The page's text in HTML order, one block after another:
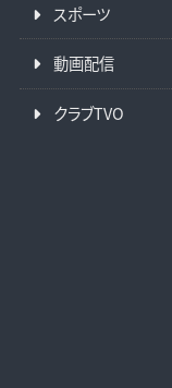
スポーツ
動画配信
クラブTVO